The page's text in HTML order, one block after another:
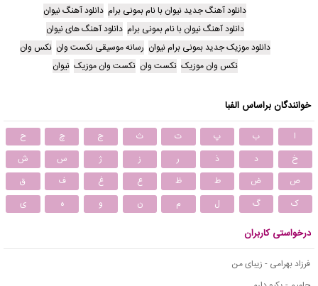
دانلود آهنگ جدید نیوان با نام بمونی برام دانلود آهنگ نیوان
دانلود آهنگ نیوان با نام بمونی برام دانلود آهنگ های نیوان
دانلود موزیک جدید بمونی برام نیوان رسانه موسیقی نکست وان نکس وان
نکس وان موزیک نکست وان نکست وان موزیک نیوان
خوانندگان براساس الفبا
ا ب پ ت ث ج چ
ح
خ
د ذ ر ز ژ س
ش
ص
ض ط ظ ع غ ف
ق
ک
گ ل م ن و ه ی
درخواستی کاربران
فرزاد بهرامی - زیبای من